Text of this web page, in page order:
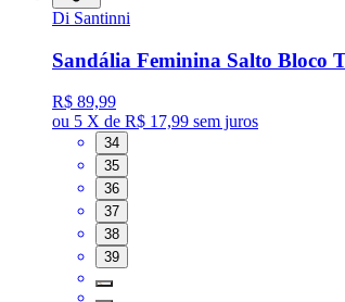
Di Santinni
Sandália Feminina Salto Bloco
R$ 89,99
ou 5 X de R$ 17,99 sem juros
34
35
36
37
38
39